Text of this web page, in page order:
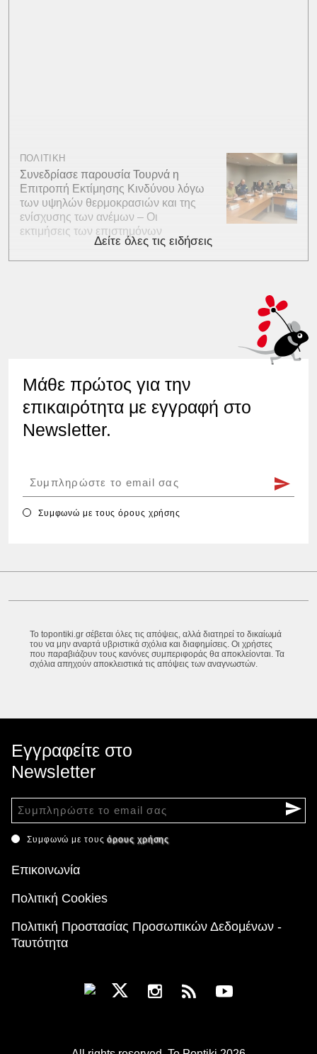
ΠΟΛΙΤΙΚΗ
Συνεδρίασε παρουσία Τουρνά η
Επιτροπή Εκτίμησης Κινδύνου λόγω
των υψηλών θερμοκρασιών και της
ενίσχυσης των ανέμων – Οι
εκτιμήσεις των επιστημόνων
Δείτε όλες τις ειδήσεις
Μάθε πρώτος για την
επικαιρότητα με εγγραφή στο
Newsletter.
Συμφωνώ με τουςόρους χρήσης
Το topontiki.gr σέβεται όλες τις απόψεις, αλλά διατηρεί το δικαίωμά
του να μην αναρτά υβριστικά σχόλια και διαφημίσεις. Οι χρήστες
που παραβιάζουν τους κανόνες συμπεριφοράς θα αποκλείονται. Τα
σχόλια απηχούν αποκλειστικά τις απόψεις των αναγνωστών.
Εγγραφείτε στο
Newsletter
Συμφωνώ με τουςόρους χρήσης
Επικοινωνία
Πολιτική Cookies
Πολιτική Προστασίας Προσωπικών Δεδομένων -
Ταυτότητα